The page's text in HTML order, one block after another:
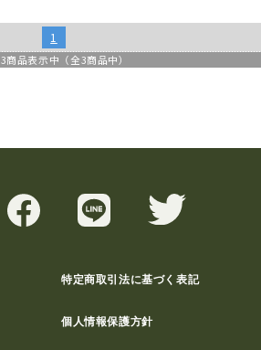
1
3商品表示中（全3商品中）
特定商取引法に基づく表記
個人情報保護方針